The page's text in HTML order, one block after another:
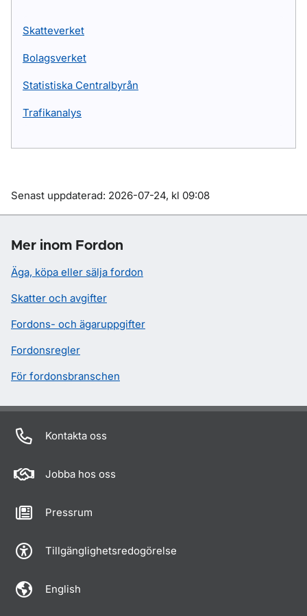
Skatteverket
Bolagsverket
Statistiska Centralbyrån
Trafikanalys
Om sidan
Senast uppdaterad: 2026-07-24, kl 09:08
Mer inom Fordon
Äga, köpa eller sälja fordon
Skatter och avgifter
Fordons- och ägaruppgifter
Fordonsregler
För fordonsbranschen
Kontakta oss
Jobba hos oss
Pressrum
Tillgänglighetsredogörelse
English